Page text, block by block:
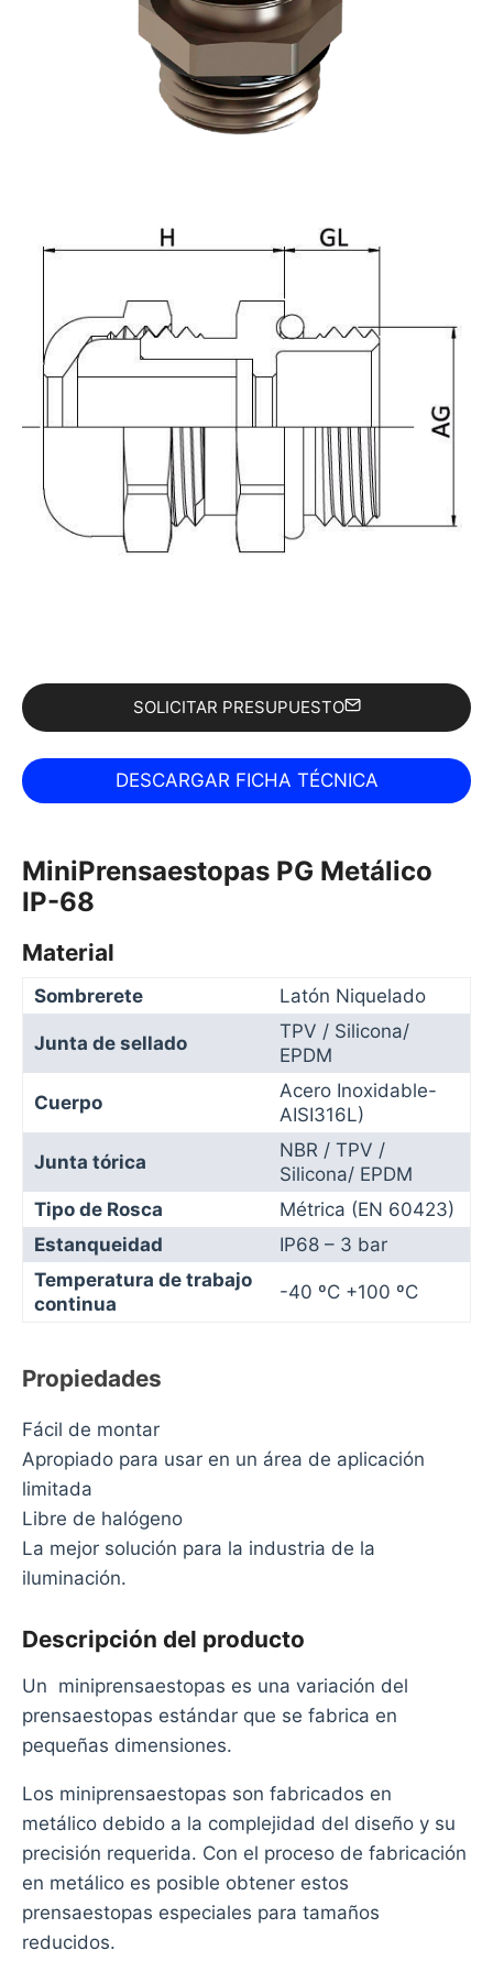
SOLICITAR PRESUPUESTO
MiniPrensaestopas PG Metálico
IP-68
Material
Sombrerete Latón Niquelado
Junta de sellado
TPV / Silicona/
EPDM
Cuerpo
Acero Inoxidable-
AISI316L)
Junta tórica
NBR / TPV /
Silicona/ EPDM
Tipo de Rosca
Métrica (EN 60423)
Estanqueidad
IP68 – 3 bar
Temperatura de trabajo
continua
-40 ºC +100 ºC
Propiedades
Fácil de montar
Apropiado para usar en un área de aplicación
limitada
Libre de halógeno
La mejor solución para la industria de la
iluminación.
Descripción del producto
Un miniprensaestopas es una variación del
prensaestopas estándar que se fabrica en
pequeñas dimensiones.
Los miniprensaestopas son fabricados en
metálico debido a la complejidad del diseño y su
precisión requerida. Con el proceso de fabricación
en metálico es posible obtener estos
prensaestopas especiales para tamaños
reducidos.